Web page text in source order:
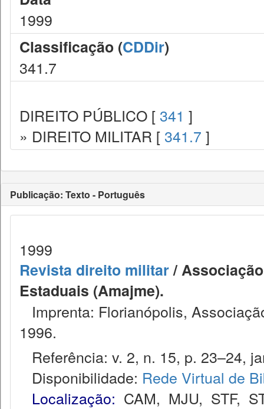
1999
Classificação (CDDir)
341.7
DIREITO PÚBLICO [ 341 ]
» DIREITO MILITAR [ 341.7 ]
Publicação: Texto - Português
1999
Revista direito militar/
Estaduais (Amajme).
Imprenta: Florianópolis,
1996.
Referência: v. 2, n. 15, p. 23–24,
Disponibilidade: Rede Virtual de
Localização: CAM, MJU, STF,